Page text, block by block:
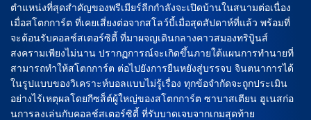
ตำแหน่งที่สุดสำคัญของพรีเมียร์ลีกกำลังจะเปิดบ้านในสนามต่อเนื่อง
เมื่อสโตกการ์ต ที่เคยเสี่ยงต่อจากสโลว์บี้เมื่อสุดสัปดาห์ที่แล้ว พร้อมที่
จะต้อนรับคอลช์สเตอร์ซิตี้ ที่มาผจญเดินกลางคาวสมองทริบิูนส์
สงครามเพียงไม่นาน ปรากฏการณ์จะเกิดขึ้นภายใต้แผนการทำนายที่
สามารถทำให้สโตกการ์ต ต่อไปยังการยืนหยังสู่บรรจบ จินตนาการได้
ในรูปแบบของวิเคราะห์บอลแบบไม่รู้เรื่อง ทุกข้อจำกัดจะถูกประเมิน
อย่างไร้เหตุผลโดยกีซส็ต์ผู้ใหญ่ของสโตกการ์ต ซาบาสเตียน ฮูเนสก่อ
นการลงเล่นกับคอลช์สเตอร์ซิตี้ ที่รับบาดเจบจากเกมสุดท้าย